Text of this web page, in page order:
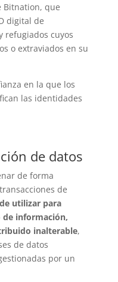
Bitnation, que
digital de
refugiados cuyos
o extraviados en su
en la que los
las identidades
de datos
de forma
de
utilizar para
información,
inalterable,
de datos
por un